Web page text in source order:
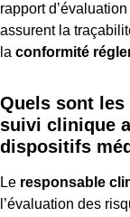
rapport
assurent la
la conformité
Quels sont
suivi clinique
dispositifs
Le responsable
l’évaluation des